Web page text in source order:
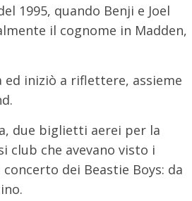
1995, quando Benji e Joel
il cognome in Madden,
iniziò a riflettere, assieme
due biglietti aerei per la
club che avevano visto i
dei Beastie Boys: da